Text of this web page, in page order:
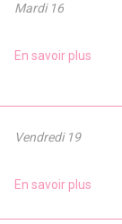
Mardi 16
En savoir plus
Vendredi 19
En savoir plus